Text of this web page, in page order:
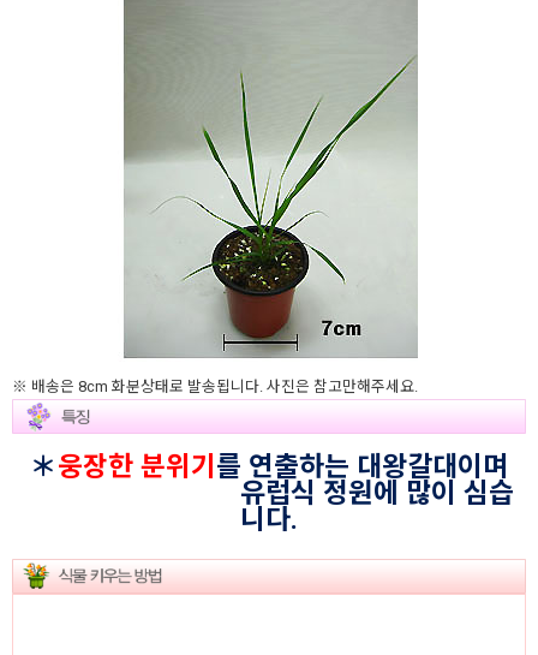
※ 배송은 8cm 화분상태로 발송됩니다. 사진은 참고만해주세요.
＊웅장한 분위기를 연출하는 대왕갈대이며
유럽식 정원에 많이 심습
니다.